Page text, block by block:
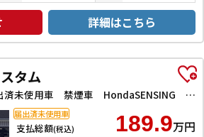
詳細はこちら
タム
ブラックスタイル 届出済未使用車 禁煙車 HondaSENSING 両側自動ドア アダプティブクルーズコントロール 電子パーキング 前席シートヒーター LEDヘッドライト スマートキー プッシュスタート 純正アルミ
支払総額(税込) 189.9万円
届出済未使用車